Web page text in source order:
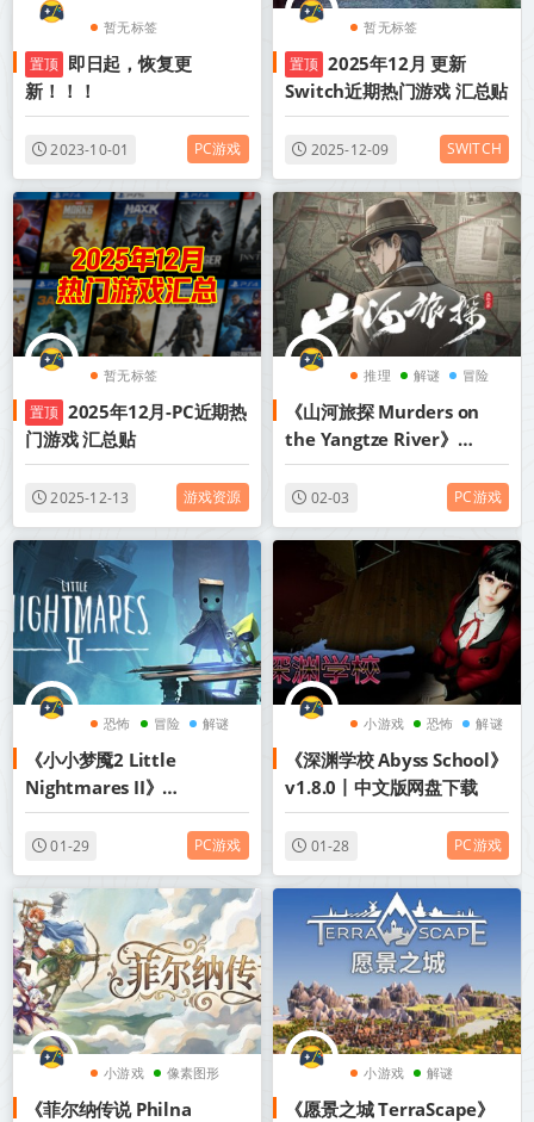
暂无标签
置顶 即日起，恢复更
新！！！
2023-10-01 PC游戏
暂无标签
置顶 2025年12月 更新
Switch近期热门游戏 汇总贴
2025-12-09 SWITCH
暂无标签
置顶 2025年12月-PC近期热
门游戏 汇总贴
2025-12-13 游戏资源
推理 解谜 冒险
《山河旅探 Murders on
the Yangtze River》
v20250617-全DLC+送原声
带丨中文版网盘下载
02-03 PC游戏
恐怖 冒险 解谜
《小小梦魇2 Little
Nightmares II》
v1165【PC/手机双端】丨中
文版网盘下载
01-29 PC游戏
小游戏 恐怖 解谜
《深渊学校 Abyss School》
v1.8.0丨中文版网盘下载
01-28 PC游戏
小游戏 像素图形
角色扮演
《菲尔纳传说 Philna
小游戏 解谜
模拟经营
《愿景之城 TerraScape》